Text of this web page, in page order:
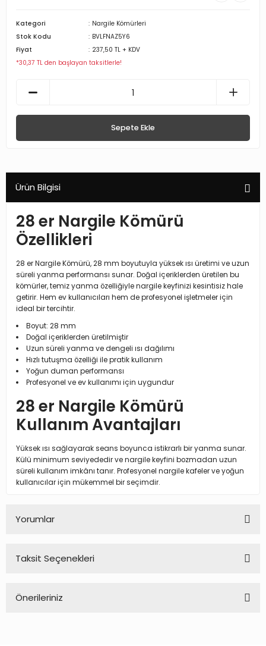
Kategori
Nargile Kömürleri
Stok Kodu
BVLFNAZ5Y6
Fiyat
237,50 TL + KDV
*30,37 TL den başlayan taksitlerle!
Sepete Ekle
Ürün Bilgisi
28 er Nargile Kömürü
Özellikleri
28 er Nargile Kömürü, 28 mm boyutuyla yüksek ısı üretimi ve uzun
süreli yanma performansı sunar. Doğal içeriklerden üretilen bu
kömürler, temiz yanma özelliğiyle nargile keyfinizi kesintisiz hale
getirir. Hem ev kullanıcıları hem de profesyonel işletmeler için
ideal bir tercihtir.
Boyut: 28 mm
Doğal içeriklerden üretilmiştir
Uzun süreli yanma ve dengeli ısı dağılımı
Hızlı tutuşma özelliği ile pratik kullanım
Yoğun duman performansı
Profesyonel ve ev kullanımı için uygundur
28 er Nargile Kömürü
Kullanım Avantajları
Yüksek ısı sağlayarak seans boyunca istikrarlı bir yanma sunar.
Külü minimum seviyededir ve nargile keyfini bozmadan uzun
süreli kullanım imkânı tanır. Profesyonel nargile kafeler ve yoğun
kullanıcılar için mükemmel bir seçimdir.
Yorumlar
Taksit Seçenekleri
Önerileriniz